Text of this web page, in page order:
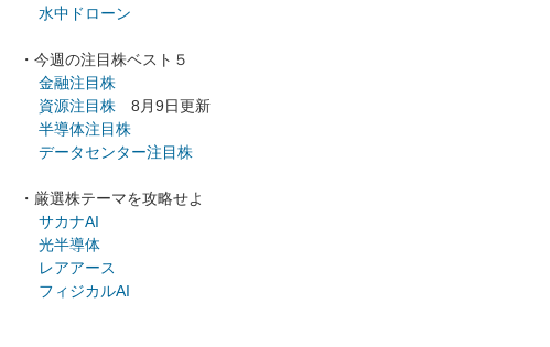
水中ドローン
・今週の注目株ベスト５
金融注目株
資源注目株 8月9日更新
半導体注目株
データセンター注目株
・厳選株テーマを攻略せよ
サカナAI
光半導体
レアアース
フィジカルAI